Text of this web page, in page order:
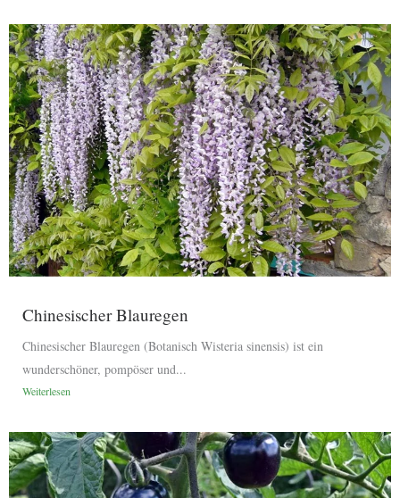
Chinesischer Blauregen
Chinesischer Blauregen (Botanisch Wisteria sinensis) ist ein
wunderschöner, pompöser und...
Weiterlesen